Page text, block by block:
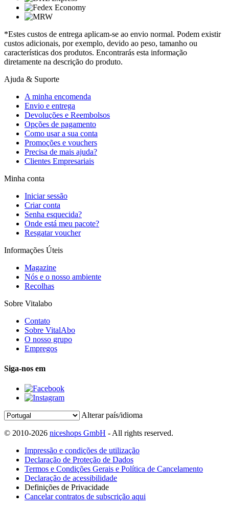
*Estes custos de entrega aplicam-se ao envio normal. Podem existir
custos adicionais, por exemplo, devido ao peso, tamanho ou
características dos produtos. Encontrarás esta informação
diretamente na descrição do produto.
Ajuda & Suporte
A minha encomenda
Envio e entrega
Devoluções e Reembolsos
Opções de pagamento
Como usar a sua conta
Promoções e vouchers
Precisa de mais ajuda?
Clientes Empresariais
Minha conta
Iniciar sessão
Criar conta
Senha esquecida?
Onde está meu pacote?
Resgatar voucher
Informações Úteis
Magazine
Nós e o nosso ambiente
Recolhas
Sobre Vitalabo
Contato
Sobre VitalAbo
O nosso grupo
Empregos
Siga-nos em
Alterar país/idioma
© 2010-2026 niceshops GmbH - All rights reserved.
Impressão e condições de utilização
Declaração de Proteção de Dados
Termos e Condições Gerais e Política de Cancelamento
Declaração de acessibilidade
Definições de Privacidade
Cancelar contratos de subscrição aqui